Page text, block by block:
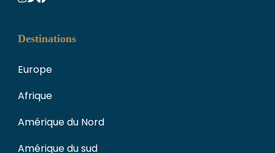
Destinations
Europe
Afrique
Amérique du Nord
Amérique du sud